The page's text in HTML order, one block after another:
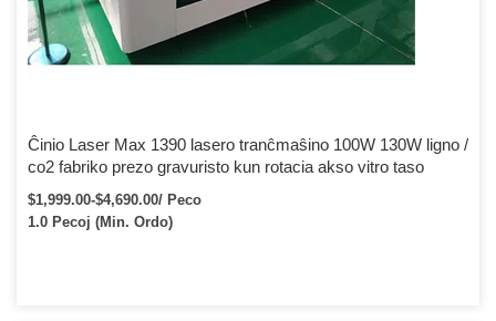
Ĉinio Laser Max 1390 lasero tranĉmaŝino 100W 130W ligno /
co2 fabriko prezo gravuristo kun rotacia akso vitro taso
$1,999.00-$4,690.00/ Peco
1.0 Pecoj (Min. Ordo)